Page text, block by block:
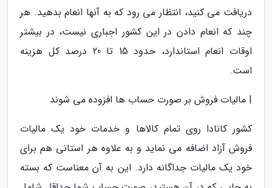
دریافت می کنید، انتظار می رود که به آنها انعام بدهید. هر
چند که انعام دادن در این کشور اجباری نیست، در بیشتر
اوقات انعام استاندارد، حدود 15 تا 20 درصد کل هزینه
است.
| مالیات فروش بر صورت حساب ها افزوده می شوند
کشور کانادا روی تمام کالاها و خدمات خود یک مالیات
فروش آزاد اضافه می نماید و به علاوه هر استانی هم برای
خود یک مالیات جداگانه دارد. این به آن معناست که بسته